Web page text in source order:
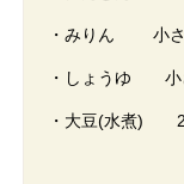
・みりん 小さ
・しょうゆ 小
・大豆(水煮)